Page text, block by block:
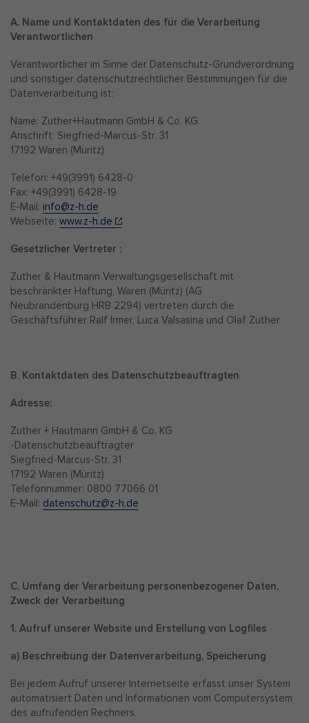
A. Name und Kontaktdaten des für die Verarbeitung
Verantwortlichen
Verantwortlicher im Sinne der Datenschutz-Grundverordnung
und sonstiger datenschutzrechtlicher Bestimmungen für die
Datenverarbeitung ist:
Name: Zuther+Hautmann GmbH & Co. KG
Anschrift: Siegfried-Marcus-Str. 31
17192 Waren (Müritz)
Telefon: +49(3991) 6428-0
Fax: +49(3991) 6428-19
E-Mail: info@z-h.de
Webseite: www.z-h.de
Gesetzlicher Vertreter :
Zuther & Hautmann Verwaltungsgesellschaft mit
beschränkter Haftung, Waren (Müritz) (AG
Neubrandenburg HRB 2294) vertreten durch die
Geschäftsführer Ralf Irmer, Luca Valsasina und Olaf Zuther
B. Kontaktdaten des Datenschutzbeauftragten
Adresse:
Zuther + Hautmann GmbH & Co. KG
-Datenschutzbeauftragter
Siegfried-Marcus-Str. 31
17192 Waren (Müritz)
Telefonnummer: 0800 77066 01
E-Mail: datenschutz@z-h.de
C. Umfang der Verarbeitung personenbezogener Daten,
Zweck der Verarbeitung
1. Aufruf unserer Website und Erstellung von Logfiles
a) Beschreibung der Datenverarbeitung, Speicherung
Bei jedem Aufruf unserer Internetseite erfasst unser System
automatisiert Daten und Informationen vom Computersystem
des aufrufenden Rechners.